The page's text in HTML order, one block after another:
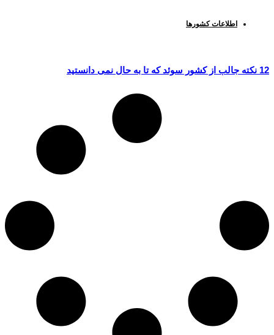
اطلاعات کشورها
12 نکته جالب از کشور سوئد که تا به حال نمی دانستید